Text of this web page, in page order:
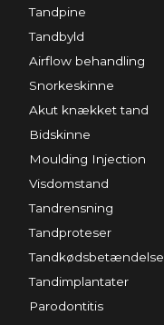
Tandpine
Tandbyld
Airflow behandling
Snorkeskinne
Akut knækket tand
Bidskinne
Moulding Injection
Visdomstand
Tandrensning
Tandproteser
Tandkødsbetændelse
Tandimplantater
Parodontitis